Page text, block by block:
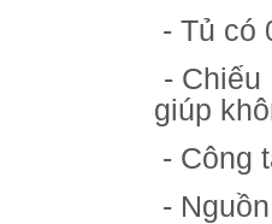
- Tủ có
-
giúp
- Công
-